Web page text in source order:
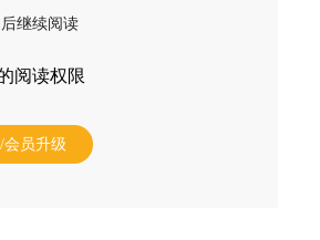
继续阅读
阅读权限
会员升级